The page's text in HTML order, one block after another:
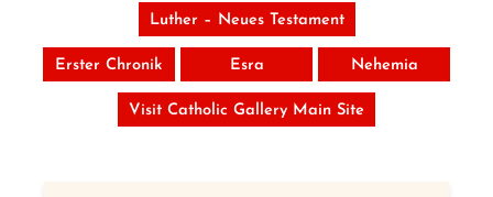
Luther – Neues Testament
Erster Chronik Esra Nehemia
Visit Catholic Gallery Main Site